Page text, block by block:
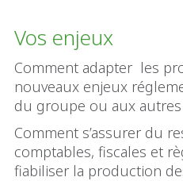
Vos enjeux
Comment adapter les
nouveaux enjeux
du groupe ou aux
Comment s’assurer du
comptables, fiscales et
fiabiliser la production